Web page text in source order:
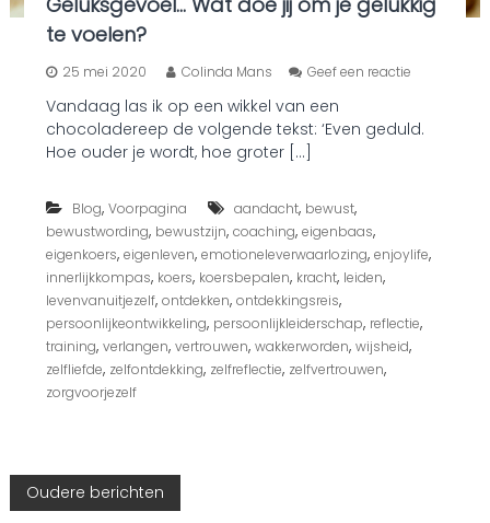
te voelen?
25 mei 2020 Colinda Mans Geef een reactieo
e
e
l
…
Vandaag las ik op een wikkel van een
chocoladereep de volgende tekst: ‘Even geduld.
Hoe ouder je wordt, hoe groter […]
Blog, Voorpagina aandacht, bewust,
bewustwording, bewustzijn, coaching, eigenbaas,
eigenkoers, eigenleven, emotioneleverwaarlozing, enjoylife,
innerlijkkompas, koers, koersbepalen, kracht, leiden,
levenvanuitjezelf, ontdekken, ontdekkingsreis,
persoonlijkeontwikkeling, persoonlijkleiderschap, reflectie,
training, verlangen, vertrouwen, wakkerworden, wijsheid,
zelfliefde, zelfontdekking, zelfreflectie, zelfvertrouwen,
zorgvoorjezelf
BOudere berichten